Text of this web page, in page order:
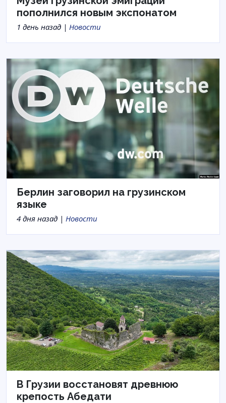
пополнился новым экспонатом
1 день назад | Новости
Берлин заговорил на грузинском
языке
4 дня назад | Новости
В Грузии восстановят древнюю
крепость Абедати